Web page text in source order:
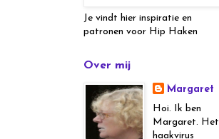
Je vindt hier inspiratie en
patronen voor Hip Haken
Over mij
Margaret
Hoi. Ik ben
Margaret. Het
haakvirus